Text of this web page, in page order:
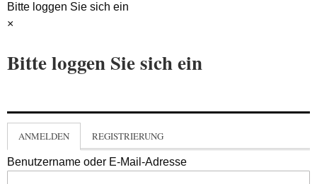
Bitte loggen Sie sich ein
×
Bitte loggen Sie sich ein
ANMELDEN REGISTRIERUNG
Benutzername oder E-Mail-Adresse